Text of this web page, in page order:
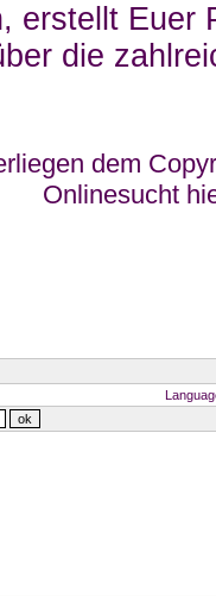
erstellt Euer
die
dem
Onlinesucht